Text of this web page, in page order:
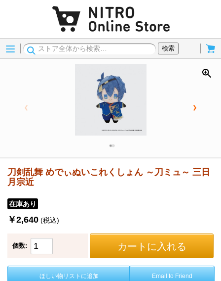
Menu
検索
刀剣乱舞 めでぃぬいこれくしょん ～刀ミュ～ 三日
月宗近
在庫あり
￥2,640 (税込)
個数: カートに入れる
ほしい物リストに追加 Email to Friend